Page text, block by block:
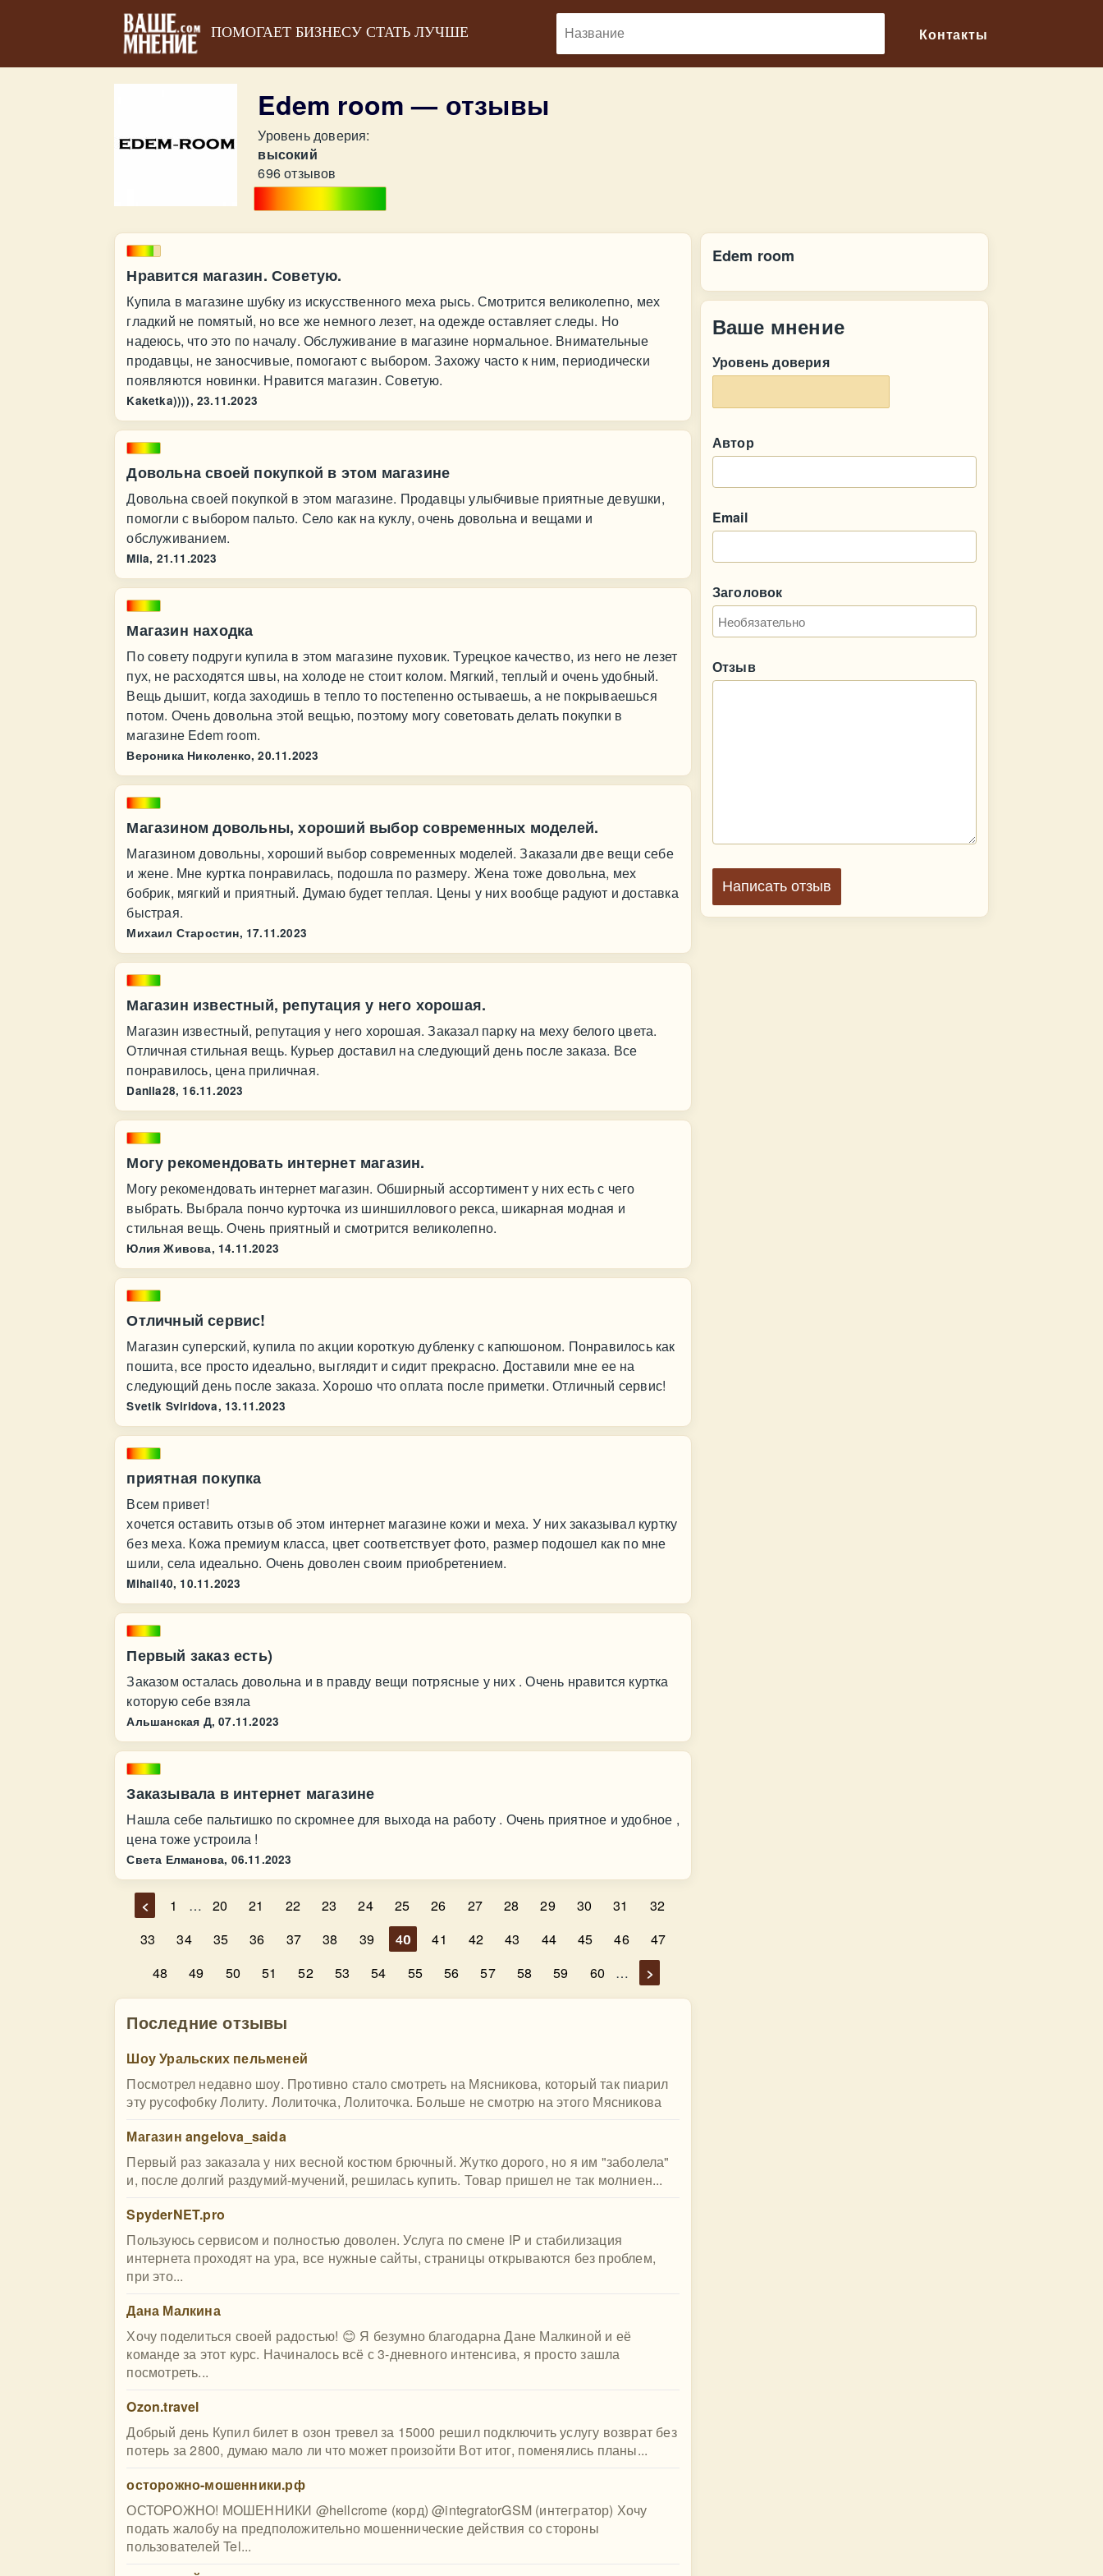
ПОМОГАЕТ БИЗНЕСУ СТАТЬ ЛУЧШЕ Контакты
Edem room — отзывы
Уровень доверия:
высокий
696 отзывов
Нравится магазин. Советую.
Купила в магазине шубку из искусственного меха рысь. Смотрится великолепно, мех
гладкий не помятый, но все же немного лезет, на одежде оставляет следы. Но
надеюсь, что это по началу. Обслуживание в магазине нормальное. Внимательные
продавцы, не заносчивые, помогают с выбором. Захожу часто к ним, периодически
появляются новинки. Нравится магазин. Советую.
Kaketka)))), 23.11.2023
Довольна своей покупкой в этом магазине
Довольна своей покупкой в этом магазине. Продавцы улыбчивые приятные девушки,
помогли с выбором пальто. Село как на куклу, очень довольна и вещами и
обслуживанием.
Mila, 21.11.2023
Магазин находка
По совету подруги купила в этом магазине пуховик. Турецкое качество, из него не лезет
пух, не расходятся швы, на холоде не стоит колом. Мягкий, теплый и очень удобный.
Вещь дышит, когда заходишь в тепло то постепенно остываешь, а не покрываешься
потом. Очень довольна этой вещью, поэтому могу советовать делать покупки в
магазине Edem room.
Вероника Николенко, 20.11.2023
Магазином довольны, хороший выбор современных моделей.
Магазином довольны, хороший выбор современных моделей. Заказали две вещи себе
и жене. Мне куртка понравилась, подошла по размеру. Жена тоже довольна, мех
бобрик, мягкий и приятный. Думаю будет теплая. Цены у них вообще радуют и доставка
быстрая.
Михаил Старостин, 17.11.2023
Магазин известный, репутация у него хорошая.
Магазин известный, репутация у него хорошая. Заказал парку на меху белого цвета.
Отличная стильная вещь. Курьер доставил на следующий день после заказа. Все
понравилось, цена приличная.
Danila28, 16.11.2023
Могу рекомендовать интернет магазин.
Могу рекомендовать интернет магазин. Обширный ассортимент у них есть с чего
выбрать. Выбрала пончо курточка из шиншиллового рекса, шикарная модная и
стильная вещь. Очень приятный и смотрится великолепно.
Юлия Живова, 14.11.2023
Отличный сервис!
Магазин суперский, купила по акции короткую дубленку с капюшоном. Понравилось как
пошита, все просто идеально, выглядит и сидит прекрасно. Доставили мне ее на
следующий день после заказа. Хорошо что оплата после приметки. Отличный сервис!
Svetik Sviridova, 13.11.2023
приятная покупка
Всем привет!
хочется оставить отзыв об этом интернет магазине кожи и меха. У них заказывал куртку
без меха. Кожа премиум класса, цвет соответствует фото, размер подошел как по мне
шили, села идеально. Очень доволен своим приобретением.
Mihail40, 10.11.2023
Первый заказ есть)
Заказом осталась довольна и в правду вещи потрясные у них . Очень нравится куртка
которую себе взяла
Альшанская Д, 07.11.2023
Заказывала в интернет магазине
Нашла себе пальтишко по скромнее для выхода на работу . Очень приятное и удобное ,
цена тоже устроила !
Света Елманова, 06.11.2023
< 1 … 20 21 22 23 24 25 26 27 28 29 30 31
32
33
34 35 36 37 38 39 40 41 42 43 44 45 46
47
48
49 50 51 52 53 54 55 56 57 58 59 60 … >
Последние отзывы
Шоу Уральских пельменей
Посмотрел недавно шоу. Противно стало смотреть на Мясникова, который так пиарил
эту русофобку Лолиту. Лолиточка, Лолиточка. Больше не смотрю на этого Мясникова
Магазин angelova_saida
Первый раз заказала у них весной костюм брючный. Жутко дорого, но я им "заболела"
и, после долгий раздумий-мучений, решилась купить. Товар пришел не так молниен...
SpyderNET.pro
Пользуюсь сервисом и полностью доволен. Услуга по смене IP и стабилизация
интернета проходят на ура, все нужные сайты, страницы открываются без проблем,
при это...
Дана Малкина
Хочу поделиться своей радостью! 😊 Я безумно благодарна Дане Малкиной и её
команде за этот курс. Начиналось всё с 3-дневного интенсива, я просто зашла
посмотреть...
Ozon.travel
Добрый день Купил билет в озон тревел за 15000 решил подключить услугу возврат без
потерь за 2800, думаю мало ли что может произойти Вот итог, поменялись планы...
осторожно-мошенники.рф
ОСТОРОЖНО! МОШЕННИКИ @hellcrome (корд) @integratorGSM (интегратор) Хочу
подать жалобу на предположительно мошеннические действия со стороны
пользователей Tel...
Edem room
Ваше мнение
Уровень доверия
Автор
Email
Заголовок
Отзыв
Написать отзыв